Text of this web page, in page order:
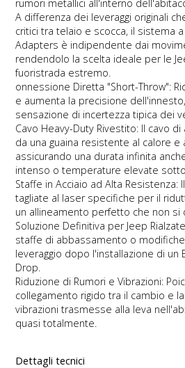
rumori metallici all'interno
A differenza dei leveraggi originali
critici tra telaio e scocca, il sistema
Adapters è indipendente dai
rendendolo la scelta ideale per le
fuoristrada estremo.
onnessione Diretta "Short-Throw":
e aumenta la precisione
sensazione di incertezza tipica dei
Cavo Heavy-Duty Rivestito: Il cavo
da una guaina resistente al calore e
assicurando una durata infinita
intenso o temperature elevate
Staffe in Acciaio ad Alta Resistenza:
tagliate al laser specifiche per il
un allineamento perfetto che non
Soluzione Definitiva per Jeep
staffe di abbassamento o
leveraggio dopo l'installazione di un
Drop.
Riduzione di Rumori e Vibrazioni:
collegamento rigido tra il cambio e
vibrazioni trasmesse alla leva
quasi totalmente.
Dettagli tecnici